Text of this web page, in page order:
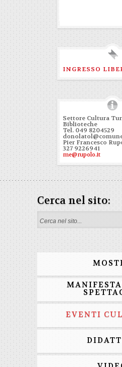
INGRESSO
Settore Cultura
Biblioteche
Tel. 049 8204529
Pier Francesco
327 9226941
me@rupolo.it
Cerca nel sito:
Form di ricerca
EVENTI